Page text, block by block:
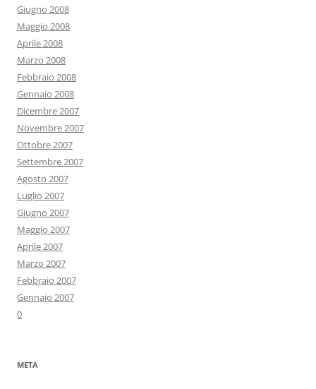
Giugno 2008
Maggio 2008
Aprile 2008
Marzo 2008
Febbraio 2008
Gennaio 2008
Dicembre 2007
Novembre 2007
Ottobre 2007
Settembre 2007
Agosto 2007
Luglio 2007
Giugno 2007
Maggio 2007
Aprile 2007
Marzo 2007
Febbraio 2007
Gennaio 2007
0
META